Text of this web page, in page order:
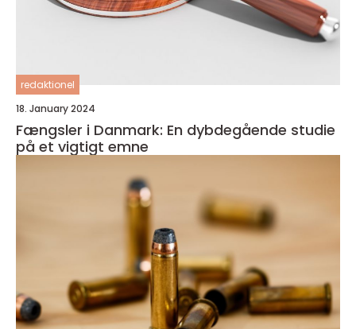
redaktionel
18. January 2024
Fængsler i Danmark: En dybdegående studie
på et vigtigt emne